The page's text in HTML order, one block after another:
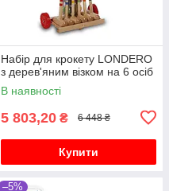
Набір для крокету LONDERO
з дерев'яним візком на 6 осіб
В наявності
5 803,20 ₴ 6 448 ₴
Купити
–5%